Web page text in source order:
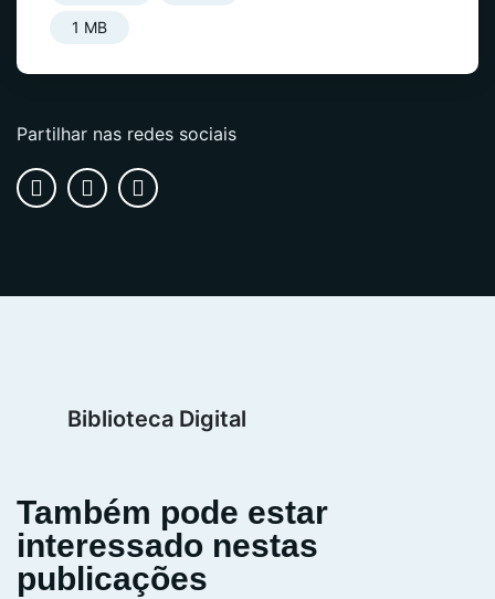
1 MB
Partilhar nas redes sociais
Biblioteca Digital
Também pode estar
interessado nestas
publicações